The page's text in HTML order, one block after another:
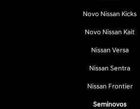
Novo Nissan Kicks
Novo Nissan Kait
Nissan Versa
Nissan Sentra
Nissan Frontier
Seminovos